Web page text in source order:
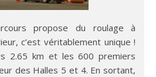
propose du roulage à
c’est véritablement unique !
2.65 km et les 600 premiers
des Halles 5 et 4. En sortant,